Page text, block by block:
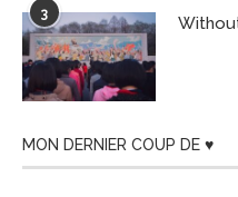
3
MON DERNIER COUP DE ♥